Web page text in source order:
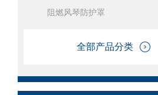
阻燃风琴防护罩
全部产品分类